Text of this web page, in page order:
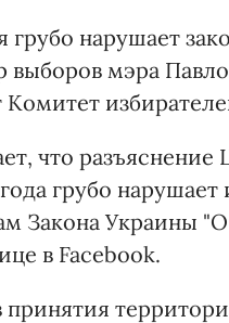
нарушает
выборов мэра
Комитет
что
грубо
Закона Украины
в Facebook.